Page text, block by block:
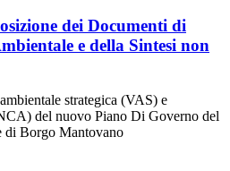
dei Documenti di
e della Sintesi non
strategica (VAS) e
del nuovo Piano Di Governo del
di Borgo Mantovano